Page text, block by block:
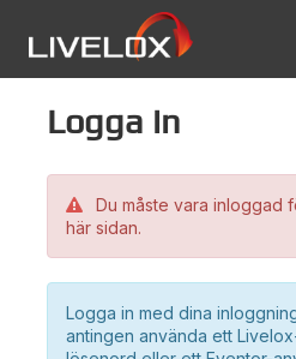
Logga in
Du måste vara inloggad
här sidan.
Logga in med dina
antingen använda ett